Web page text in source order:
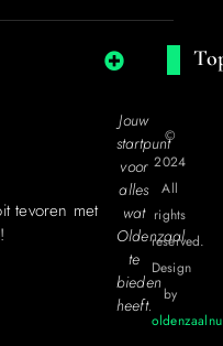
tevoren met
Jouw
startpunt
voor
alles
wat
Oldenzaal
te
bieden
heeft.
©
2024
All
rights
reserved.
Design
by